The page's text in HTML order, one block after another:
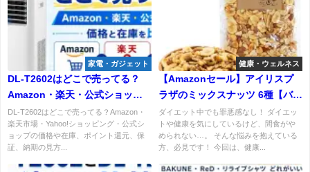
家電・ガジェット
DL-T2602はどこで売ってる？
Amazon・楽天・公式ショップ
の価格と在庫を比較
DL-T2602はどこで売ってる？Amazon・
楽天市場・Yahoo!ショッピング・公式シ
ョップの価格や在庫、ポイント還元、保
証、納期の見方...
健康・ウェルネス
【Amazonセール】アイリスプ
ラザのミックスナッツ 6種【バナ
ナチップス入り】で健康的にお
やつを楽しもう
ダイエット中でも罪悪感なし！ ダイエッ
トや健康を気にしているけど、間食がや
められない…。 そんな悩みを抱えている
方、必見です！ 今回は、健康...